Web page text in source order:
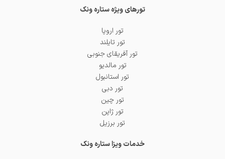
تورهای ویژه ستاره ونک
تور اروپا
تور تایلند
تور آفریقای جنوبی
تور مالدیو
تور استانبول
تور دبی
تور چین
تور ژاپن
تور برزیل
خدمات ویزا ستاره ونک